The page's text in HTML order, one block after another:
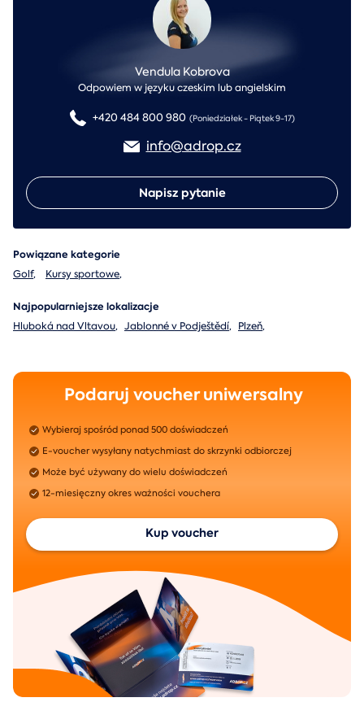
Vendula Kobrova
Odpowiem w języku czeskim lub angielskim
+420 484 800 980 (Poniedziałek - Piątek 9-17)
info@adrop.cz
Napisz pytanie
Powiązane kategorie
Golf, Kursy sportowe,
Najpopularniejsze lokalizacje
Hluboká nad Vltavou, Jablonné v Podještědí, Plzeň,
Podaruj voucher uniwersalny
Wybieraj spośród ponad 500 doświadczeń
E-voucher wysyłany natychmiast do skrzynki odbiorczej
Może być używany do wielu doświadczeń
12-miesięczny okres ważności vouchera
Kup voucher